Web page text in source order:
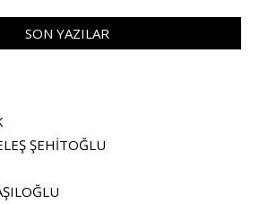
SON YAZILAR
ŞEHİTOĞLU